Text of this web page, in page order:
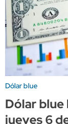
Dólar blue
Dólar blue
jueves 6